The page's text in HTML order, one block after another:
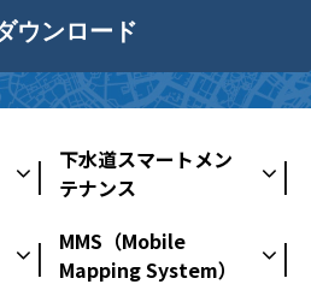
ウンロード
下水道スマートメン
テナンス
MMS（Mobile
Mapping System）